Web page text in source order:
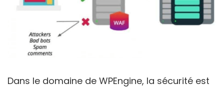
Dans le domaine de WPEngine, la sécurité est